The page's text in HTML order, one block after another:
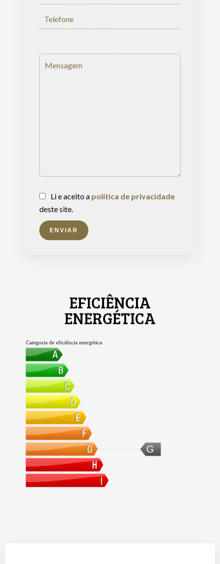
Li e aceito a política de privacidade
deste site.
ENVIAR
EFICIÊNCIA
ENERGÉTICA
G
Categoria de eficiência energética